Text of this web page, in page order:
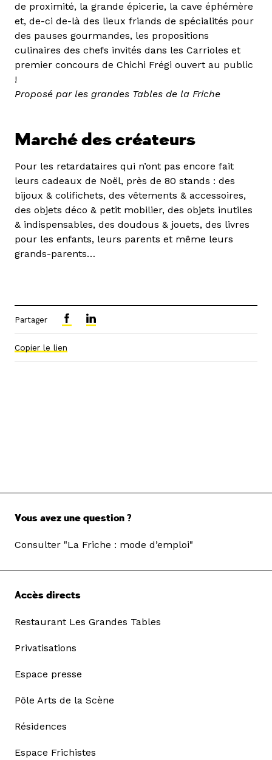
de proximité, la grande épicerie, la cave éphémère
et, de-ci de-là des lieux friands de spécialités pour
des pauses gourmandes, les propositions
culinaires des chefs invités dans les Carrioles et
premier concours de Chichi Frégi ouvert au public
!
Proposé par les grandes Tables de la Friche
Marché des créateurs
Pour les retardataires qui n’ont pas encore fait
leurs cadeaux de Noël, près de 80 stands : des
bijoux & colifichets, des vêtements & accessoires,
des objets déco & petit mobilier, des objets inutiles
& indispensables, des doudous & jouets, des livres
pour les enfants, leurs parents et même leurs
grands-parents…
Partager
Copier le lien
Vous avez une question ?
Consulter "La Friche : mode d’emploi"
Accès directs
Restaurant Les Grandes Tables
Privatisations
Espace presse
Pôle Arts de la Scène
Résidences
Espace Frichistes